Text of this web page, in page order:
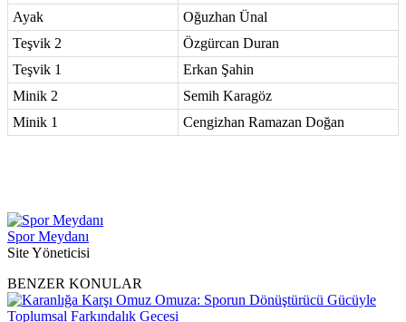
Ayak
Oğuzhan Ünal
Teşvik 2
Özgürcan Duran
Teşvik 1
Erkan Şahin
Minik 2
Semih Karagöz
Minik 1
Cengizhan Ramazan Doğan
Spor Meydanı
Site Yöneticisi
BENZER KONULAR